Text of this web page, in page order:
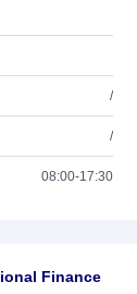
/
/
08:00-17:30
Finance